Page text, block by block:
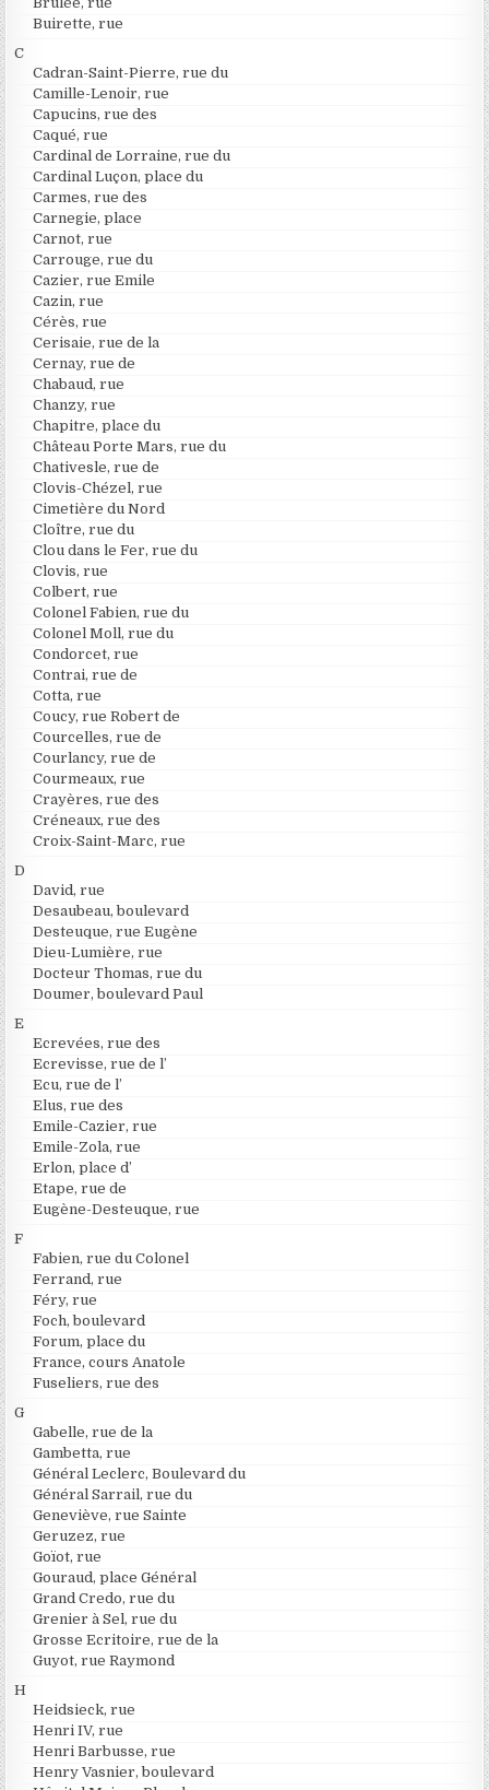
Buirette, rue
C
Cadran-Saint-Pierre, rue du
Camille-Lenoir, rue
Capucins, rue des
Caqué, rue
Cardinal de Lorraine, rue du
Cardinal Luçon, place du
Carmes, rue des
Carnegie, place
Carnot, rue
Carrouge, rue du
Cazier, rue Emile
Cazin, rue
Cérès, rue
Cerisaie, rue de la
Cernay, rue de
Chabaud, rue
Chanzy, rue
Chapitre, place du
Château Porte Mars, rue du
Chativesle, rue de
Clovis-Chézel, rue
Cimetière du Nord
Cloître, rue du
Clou dans le Fer, rue du
Clovis, rue
Colbert, rue
Colonel Fabien, rue du
Colonel Moll, rue du
Condorcet, rue
Contrai, rue de
Cotta, rue
Coucy, rue Robert de
Courcelles, rue de
Courlancy, rue de
Courmeaux, rue
Crayères, rue des
Créneaux, rue des
Croix-Saint-Marc, rue
D
David, rue
Desaubeau, boulevard
Desteuque, rue Eugène
Dieu-Lumière, rue
Docteur Thomas, rue du
Doumer, boulevard Paul
E
Ecrevées, rue des
Ecrevisse, rue de l’
Ecu, rue de l’
Elus, rue des
Emile-Cazier, rue
Emile-Zola, rue
Erlon, place d’
Etape, rue de
Eugène-Desteuque, rue
F
Fabien, rue du Colonel
Ferrand, rue
Féry, rue
Foch, boulevard
Forum, place du
France, cours Anatole
Fuseliers, rue des
G
Gabelle, rue de la
Gambetta, rue
Général Leclerc, Boulevard du
Général Sarrail, rue du
Geneviève, rue Sainte
Geruzez, rue
Goïot, rue
Gouraud, place Général
Grand Credo, rue du
Grenier à Sel, rue du
Grosse Ecritoire, rue de la
Guyot, rue Raymond
H
Heidsieck, rue
Henri IV, rue
Henri Barbusse, rue
Henry Vasnier, boulevard